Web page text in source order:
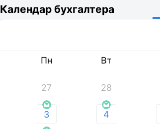
Календар бухгалтера
Пн Вт
27 28
3 4